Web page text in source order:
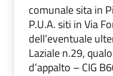
comunale sita in
P.U.A. siti in Via
dell’eventuale
Laziale n.29,
d’appalto – CIG